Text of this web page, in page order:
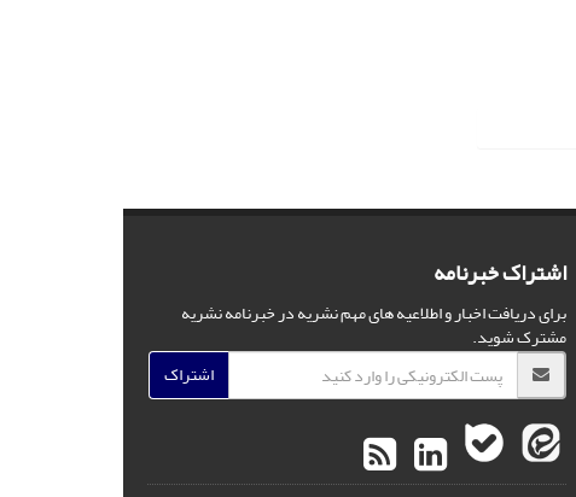
اشتراک خبرنامه
برای دریافت اخبار و اطلاعیه های مهم نشریه در خبرنامه نشریه
مشترک شوید.
اشتراک